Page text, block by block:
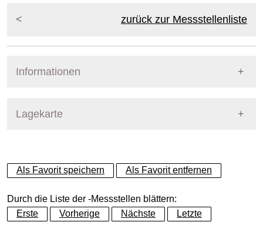
zurück zur Messstellenliste
Informationen
Lagekarte
+
−
Als Favorit speichern Als Favorit entfernen
Durch die Liste der -Messstellen blättern:
Erste
Vorherige Nächste Letzte